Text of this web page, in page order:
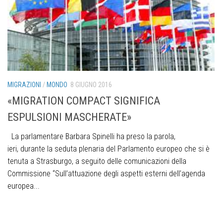
MIGRAZIONI / MONDO 8 GIUGNO 2016
«MIGRATION COMPACT SIGNIFICA
ESPULSIONI MASCHERATE»
La parlamentare Barbara Spinelli ha preso la parola,
ieri, durante la seduta plenaria del Parlamento europeo che si è
tenuta a Strasburgo, a seguito delle comunicazioni della
Commissione “Sull’attuazione degli aspetti esterni dell’agenda
europea...